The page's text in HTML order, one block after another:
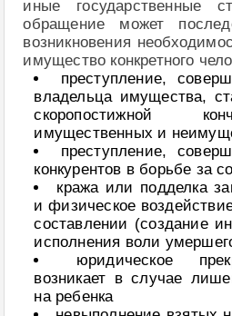
иные государственные
обращение может
возникновения
имущество конкретного
преступление,
владельца имущества,
скоропостижной
имущественных и
преступление,
конкурентов в борьбе за
кража или подделка
и физическое
составлении (создание
исполнения воли
юридическое
возникает в случае
на ребенка